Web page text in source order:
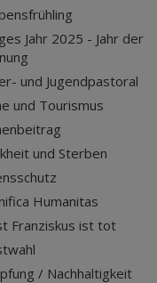
Jahr 2025 - Jahr der
und Jugendpastoral
und Tourismus
und Sterben
Humanitas
Franziskus ist tot
/ Nachhaltigkeit